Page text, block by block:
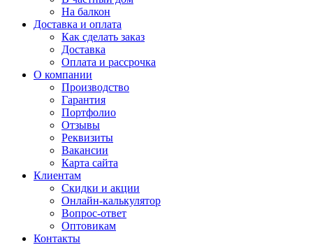
На балкон
Доставка и оплата
Как сделать заказ
Доставка
Оплата и рассрочка
О компании
Производство
Гарантия
Портфолио
Отзывы
Реквизиты
Вакансии
Карта сайта
Клиентам
Скидки и акции
Онлайн-калькулятор
Вопрос-ответ
Оптовикам
Контакты